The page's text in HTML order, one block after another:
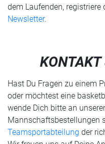
dem Laufenden,
Newsletter.
KONTAKT
Hast Du Fragen zu einem
oder möchtest eine
wende Dich bitte an
Mannschaftsbestellungen
Teamsportabteilung der